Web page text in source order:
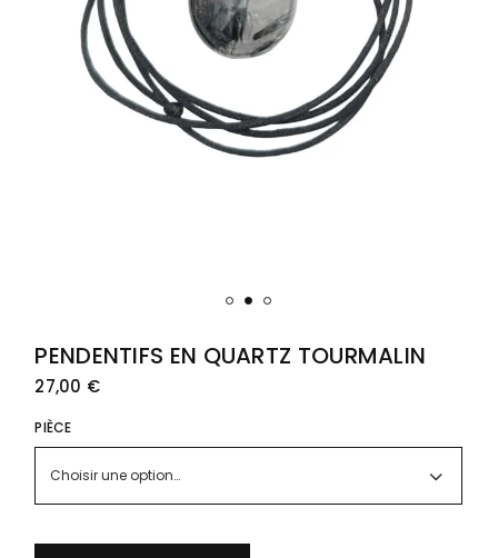
PENDENTIFS EN QUARTZ TOURMALIN
27,00 €
PIÈCE
Choisir une option…